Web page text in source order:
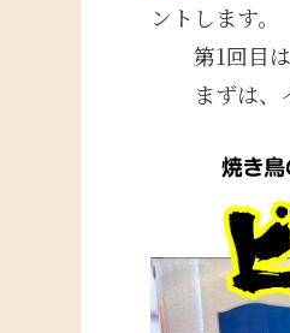
ントします。
第1回目は
まずは、イ